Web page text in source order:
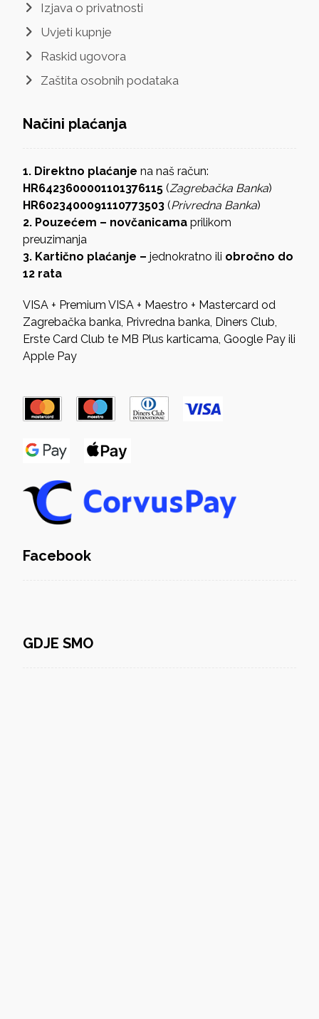
Izjava o privatnosti
Uvjeti kupnje
Raskid ugovora
Zaštita osobnih podataka
Načini plaćanja
1. Direktno plaćanje na naš račun:
HR6423600001101376115(Zagrebačka Banka)
HR6023400091110773503(Privredna Banka)
2. Pouzećem – novčanicamaprilikom
preuzimanja
3. Kartično plaćanje –jednokratno ili obročno do
12 rata
VISA + Premium VISA + Maestro + Mastercard od
Zagrebačka banka, Privredna banka, Diners Club,
Erste Card Club te MB Plus karticama, Google Pay ili
Apple Pay
Facebook
GDJE SMO